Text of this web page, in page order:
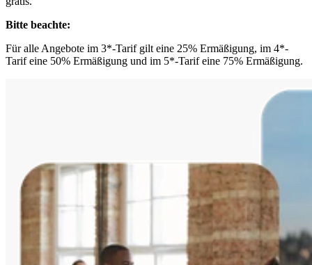
Bitte beachte:
Für alle Angebote im 3*-Tarif gilt eine 25% Ermäßigung, im 4*-
Tarif eine 50% Ermäßigung und im 5*-Tarif eine 75% Ermäßigung.